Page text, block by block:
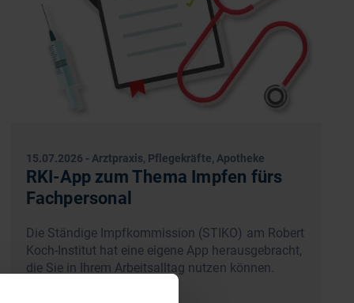
15.07.2026 - Arztpraxis, Pflegekräfte, Apotheke
RKI-App zum Thema Impfen fürs
Fachpersonal
Die Ständige Impfkommission (STIKO) am Robert
Koch-Institut hat eine eigene App herausgebracht,
die Sie in Ihrem Arbeitsalltag nutzen können.